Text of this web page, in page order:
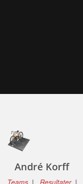
André Korff
Teams | Resultater|